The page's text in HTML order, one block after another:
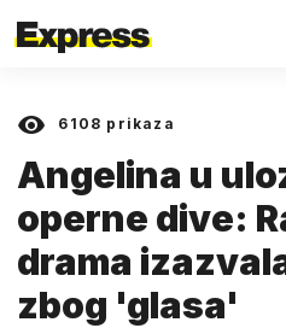
6108 prikaza
Angelina u
operne dive:
drama
zbog 'glasa'